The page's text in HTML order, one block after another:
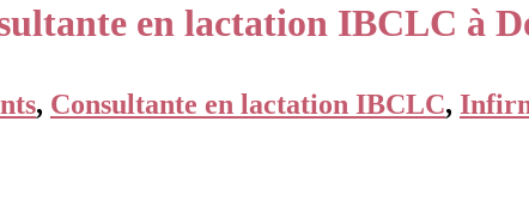
en lactation IBCLC à
, Consultante en lactation IBCLC,